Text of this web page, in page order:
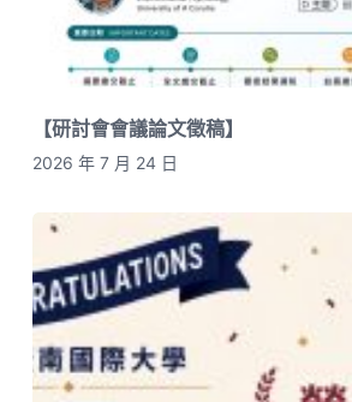
【研討會會議論文徵稿】
2026 年 7 月 24 日